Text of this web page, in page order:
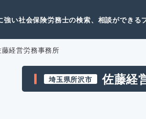
強い社会保険労務士の検索、相談ができる
藤経営労務事務所
埼玉県所沢市 佐藤経